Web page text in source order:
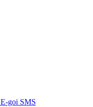
E-goi SMS